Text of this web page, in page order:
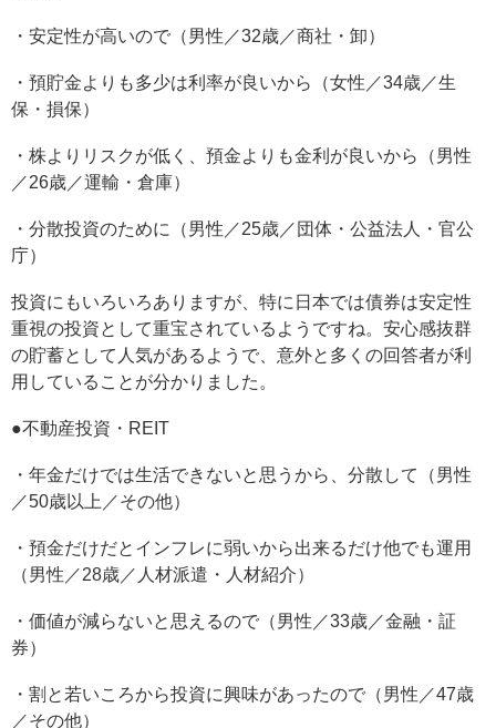
・安定性が高いので（男性／32歳／商社・卸）
・預貯金よりも多少は利率が良いから（女性／34歳／生
保・損保）
・株よりリスクが低く、預金よりも金利が良いから（男性
／26歳／運輸・倉庫）
・分散投資のために（男性／25歳／団体・公益法人・官公
庁）
投資にもいろいろありますが、特に日本では債券は安定性
重視の投資として重宝されているようですね。安心感抜群
の貯蓄として人気があるようで、意外と多くの回答者が利
用していることが分かりました。
●不動産投資・REIT
・年金だけでは生活できないと思うから、分散して（男性
／50歳以上／その他）
・預金だけだとインフレに弱いから出来るだけ他でも運用
（男性／28歳／人材派遣・人材紹介）
・価値が減らないと思えるので（男性／33歳／金融・証
券）
・割と若いころから投資に興味があったので（男性／47歳
／その他）